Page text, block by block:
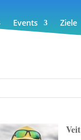
Events Ziele
Veit